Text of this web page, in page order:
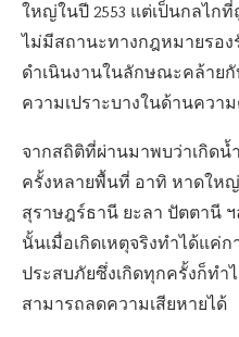
ใหญ่ในปี 2553 แต่เป็นกลไก
ไม่มีสถานะทางกฎหมายรอ
ดำเนินงานในลักษณะคล้าย
ความเปราะบางในด้านควา
จากสถิติที่ผ่านมาพบว่าเกิด
ครั้งหลายพื้นที่ อาทิ หาดให
สุราษฎร์ธานี ยะลา ปัตตานี
นั้นเมื่อเกิดเหตุจริงทำได้แค่
ประสบภัยซึ่งเกิดทุกครั้งก็ทำ
สามารถลดความเสียหายได้